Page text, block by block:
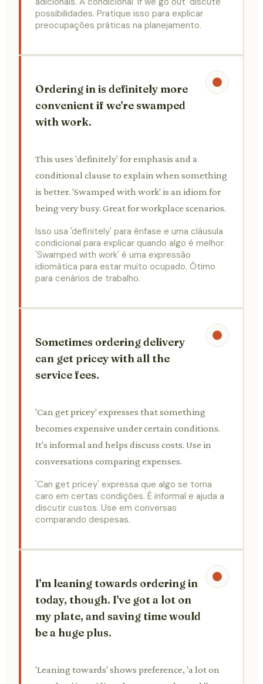
possibilidades. Pratique isso para explicar
preocupações práticas na planejamento.
Ordering in is definitely more
convenient if we're swamped
with work.
This uses 'definitely' for emphasis and a
conditional clause to explain when something
is better. 'Swamped with work' is an idiom for
being very busy. Great for workplace scenarios.
Isso usa 'definitely' para ênfase e uma cláusula
condicional para explicar quando algo é melhor.
'Swamped with work' é uma expressão
idiomática para estar muito ocupado. Ótimo
para cenários de trabalho.
Sometimes ordering delivery
can get pricey with all the
service fees.
'Can get pricey' expresses that something
becomes expensive under certain conditions.
It's informal and helps discuss costs. Use in
conversations comparing expenses.
'Can get pricey' expressa que algo se torna
caro em certas condições. É informal e ajuda a
discutir custos. Use em conversas
comparando despesas.
I'm leaning towards ordering in
today, though. I've got a lot on
my plate, and saving time would
be a huge plus.
'Leaning towards' shows preference, 'a lot on